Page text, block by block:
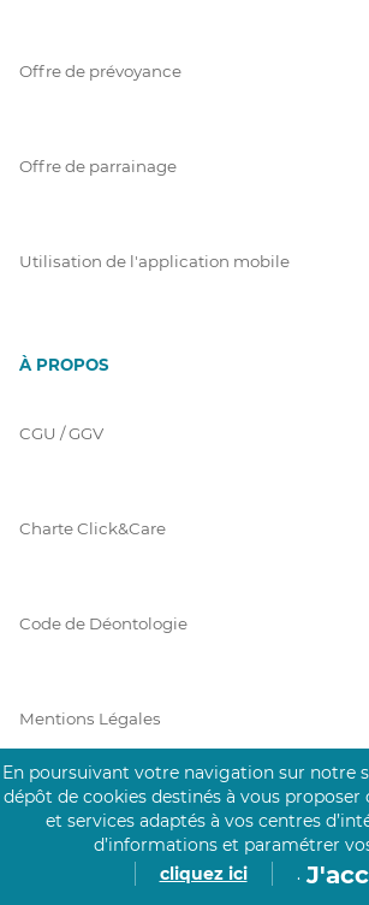
Offre de prévoyance
Offre de parrainage
Utilisation de l'application mobile
À PROPOS
CGU / GGV
Charte Click&Care
Code de Déontologie
Mentions Légales
Prérequis Click&Care
En poursuivant votre navigation sur notre
dépôt de cookies destinés à vous proposer
et services adaptés à vos centres
d’informations et paramétrer
cliquez ici
.